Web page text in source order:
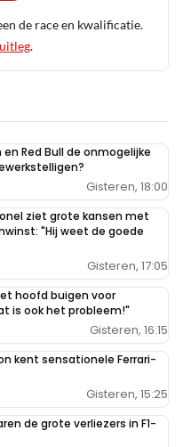
de race en kwalificatie.
.
Red Bull de onmogelijke
Gisteren, 18:00
ziet grote kansen met
"Hij weet de goede
Gisteren, 17:05
hoofd buigen voor
is ook het probleem!"
Gisteren, 16:15
kent sensationele Ferrari-
Gisteren, 15:25
de grote verliezers in F1-